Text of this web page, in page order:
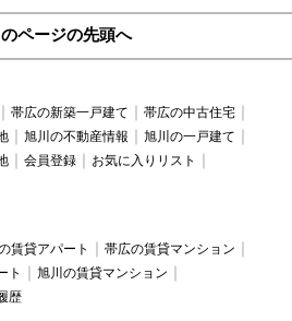
ページの先頭へ
帯広の新築一戸建て
帯広の中古住宅
旭川の不動産情報
旭川の一戸建て
会員登録
お気に入りリスト
賃貸アパート
帯広の賃貸マンション
ト
旭川の賃貸マンション
歴